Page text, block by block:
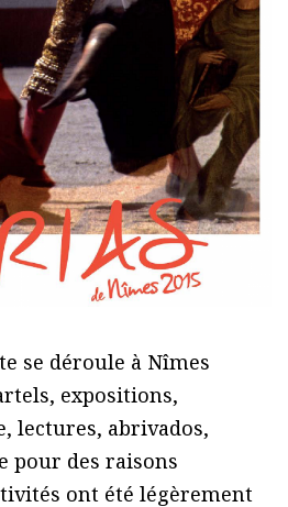
se déroule à Nîmes
expositions,
lectures, abrivados,
pour des raisons
ont été légèrement